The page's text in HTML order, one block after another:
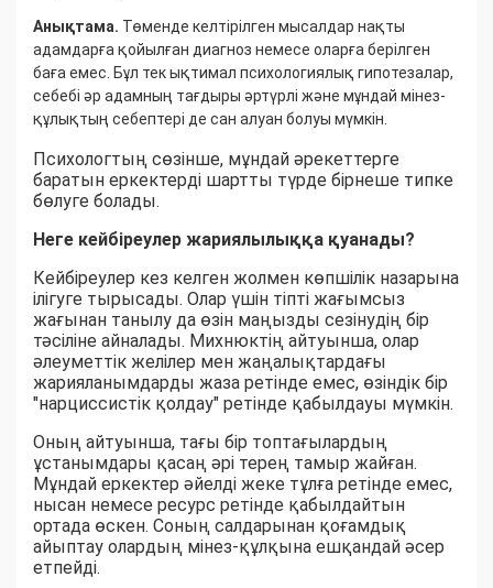
Анықтама. Төменде келтірілген мысалдар нақты
адамдарға қойылған диагноз немесе оларға берілген
баға емес. Бұл тек ықтимал психологиялық гипотезалар,
себебі әр адамның тағдыры әртүрлі және мұндай мінез-
құлықтың себептері де сан алуан болуы мүмкін.
Психологтың сөзінше, мұндай әрекеттерге
баратын еркектерді шартты түрде бірнеше типке
бөлуге болады.
Неге кейбіреулер жариялылыққа қуанады?
Кейбіреулер кез келген жолмен көпшілік назарына
ілігуге тырысады. Олар үшін тіпті жағымсыз
жағынан танылу да өзін маңызды сезінудің бір
тәсіліне айналады. Михнюктің айтуынша, олар
әлеуметтік желілер мен жаңалықтардағы
жарияланымдарды жаза ретінде емес, өзіндік бір
"нарциссистік қолдау" ретінде қабылдауы мүмкін.
Оның айтуынша, тағы бір топтағылардың
ұстанымдары қасаң әрі терең тамыр жайған.
Мұндай еркектер әйелді жеке тұлға ретінде емес,
нысан немесе ресурс ретінде қабылдайтын
ортада өскен. Соның салдарынан қоғамдық
айыптау олардың мінез-құлқына ешқандай әсер
етпейді.